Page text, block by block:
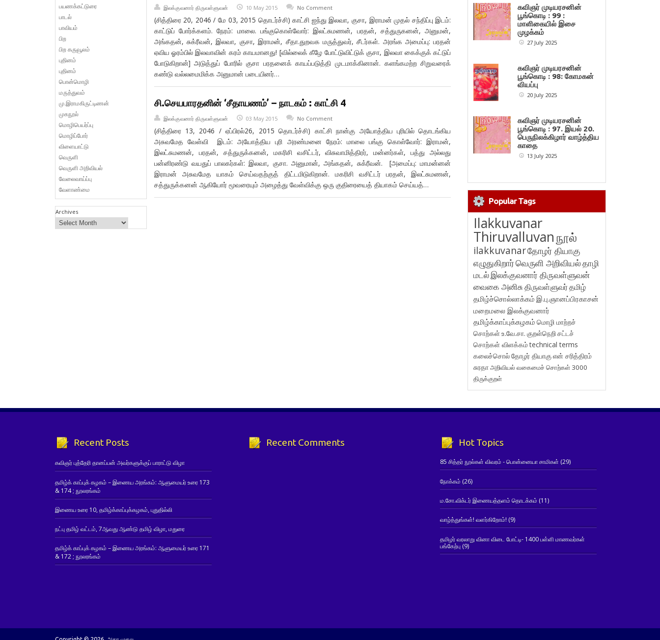
இலக்குவனார் திருவள்ளுவன் 10 May 2015 No Comment
(சித்திரை 20, 2046 / மே 03, 2015 தொடர்ச்சி) காட்சி ஐந்து இலவா, குசா, இராமன் முதல் சந்திப்பு இடம்:
காட்டுப் போர்க்களம். நேரம்: மாலை. பங்குகொள்வோர்: இலட்சுமணன், பரதன், சத்துருகனன், அனுமன்,
அங்கதன், சுக்ரீவன், இலவா, குசா, இராமன், சீதா.துறவக மருத்துவர், சீடர்கள். அரங்க அமைப்பு: பரதன்
ஏவிய ஓரம்பில் இலவாவின் கரம் காயமானது! [வில்லைக் கீழே போட்டுவிட்டுக் குசா, இலவா கைக்குக் கட்டுப்
போடுகிறான்] அடுத்துப் போரில் குசா பரதனைக் காயப்படுத்தி முடமாக்கினான். களங்கமற்ற சிறுவரைக்
கண்டு வல்லமைமிக்க அனுமான் படையினர்…
சி.செயபாரதனின் ‘சீதாயணம்’ – நாடகம் : காட்சி 4
இலக்குவனார் திருவள்ளுவன் 03 May 2015 No Comment
(சித்திரை 13, 2046 / ஏப்பிரல்26, 2015 தொடர்ச்சி) காட்சி நான்கு அயோத்திய புரியில் தொடங்கிய
அசுவமேத வேள்வி இடம்: அயோத்திய புரி அரண்மனை நேரம்: மாலை பங்கு கொள்வோர்: இராமன்,
இலட்சுமணன், பரதன், சத்துருக்கனன், மகரிசி வசிட்டர், விசுவாமித்திரர், மன்னர்கள், பத்து அல்லது
பன்னிரண்டு வயதுப் பாலகர்கள்: இலவா, குசா. அனுமான், அங்கதன், சுக்ரீவன். [அமைப்பு: மாமன்னன்
இராமன் அசுவமேத யாகம் செய்வதற்குத் திட்டமிடுகிறான். மகரிசி வசிட்டர் பரதன், இலட்சுமணன்,
சத்துருக்கனன் ஆகியோர் மூவரையும் அழைத்து வேள்விக்கு ஒரு குதிரையைத் தியாகம் செய்யத்…
பயணக்கட்டுரை
பாடல்
பாவியம்
பிற
பிற கருவூலம்
புதினம்
புதினம்
பொன்மொழி
மருத்துவம்
மு.இராமகிருட்டிணன்
முகநூல்
மொழிபெயர்ப்பு
மொழிப்போர்
விளையாட்டு
வெருளி
வெருளி அறிவியல்
வேலைவாய்ப்பு
வேளாண்மை
Archives
கவிஞர் முடியரசனின்
பூங்கொடி : 99 :
மாளிகையில் இசை
முழக்கம்
27 July 2025
கவிஞர் முடியரசனின்
பூங்கொடி : 98: கோமகன்
வியப்பு
20 July 2025
கவிஞர் முடியரசனின்
பூங்கொடி : 97. இயல் 20.
பெருநிலக்கிழார் வாழ்த்திய
காதை
13 July 2025
Popular Tags
Ilakkuvanar
Thiruvalluvanநூல்
ilakkuvanarதோழர் தியாகு
எழுதுகிறார்வெருளி அறிவியல்தாழி
மடல்இலக்குவனார் திருவள்ளுவன்
வைகை அனிசுதிருவள்ளுவர்தமிழ்
தமிழ்ச்சொல்லாக்கம் இ.பு.ஞானப்பிரகாசன்
மறைமலை இலக்குவனார்
தமிழ்க்காப்புக்கழகம் மொழி மாற்றச்
சொற்கள்உ.வே.சா. குறள்நெறி சட்டச்
சொற்கள் விளக்கம்technical terms
கலைச்சொல்தோழர் தியாகுஎன் சரித்திரம்
சுரதாஅறிவியல் வகைமைச் சொற்கள் 3000
திருக்குறள்
Recent Posts
கவிஞர் புத்தேரி தானப்பன் அவர்களுக்குப் பாராட்டு விழா
தமிழ்க் காப்புக் கழகம் – இணைய அரங்கம்: ஆளுமையர் உரை 173
& 174 ; நூலரங்கம்
இணைய உரை 10, தமிழ்க்காப்புக்கழகம், புதுதில்லி
நட்பு தமிழ் வட்டம், 7ஆவது ஆண்டு தமிழ் விழா, மதுரை
தமிழ்க் காப்புக் கழகம் – இணைய அரங்கம்: ஆளுமையர் உரை 171
& 172 ; நூலரங்கம்
Recent Comments Hot Topics
85 சித்தர் நூல்கள் விவரம் - பொன்னையா சாமிகள் (29)
நோக்கம் (26)
ம.சோ.விக்டர் இணையத்தளம் தொடக்கம் (11)
வாழ்த்துங்கள்! வளர்கிறோம்! (9)
தமிழர் வரலாறு வினா விடை போட்டி- 1400 பள்ளி மாணவர்கள்
பங்கேற்பு(9)